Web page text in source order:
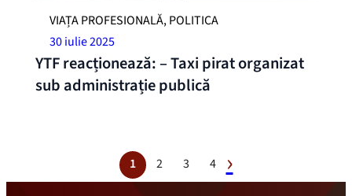
VIAȚA PROFESIONALĂ, POLITICA
30 iulie 2025
YTF reacționează: – Taxi pirat organizat
sub administrație publică
1 2 3 4